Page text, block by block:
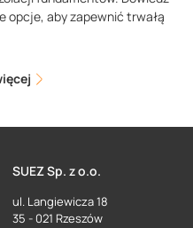
opcje, aby zapewnić trwałą
SUEZ Sp. z o.o.
ul. Langiewicza 18
35 - 021 Rzeszów